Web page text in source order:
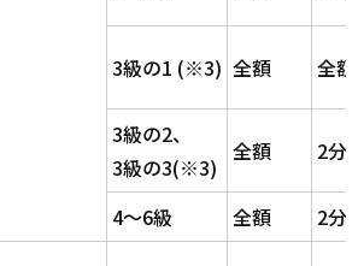
3級の1 (※3) 全額 全額
3級の2、
3級の3(※3)
全額 2分
4～6級 全額 2分